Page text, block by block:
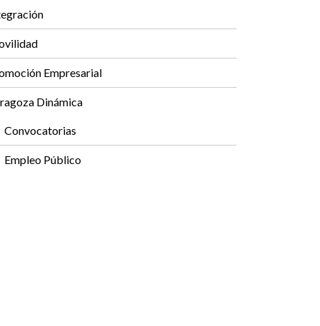
Empresarial
Dinámica
Convocatorias
Empleo Público